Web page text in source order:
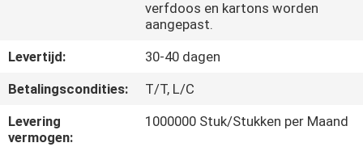
OFFERTE
SITEMAP
verfdoos en kartons worden
aangepast.
Levertijd:
30-40 dagen
Betalingscondities:
T/T, L/C
Levering
vermogen:
1000000 Stuk/Stukken per Maand